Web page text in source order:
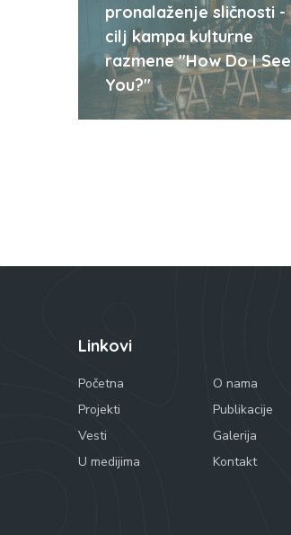
pronalaženje sličnosti -
cilj kampa kulturne
razmene "How Do I See
You?"
Linkovi
Početna
O nama
Projekti
Publikacije
Vesti
Galerija
U medijima
Kontakt